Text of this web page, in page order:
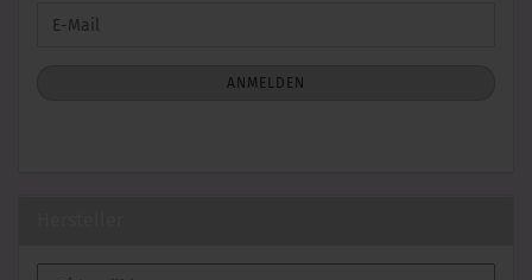
ZUR
E-
ANMELDEN